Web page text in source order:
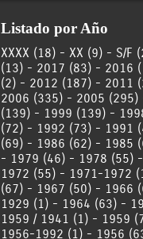
Listado por Año
XXXX (18)- XX (9)- S/F
(13)- 2017 (83)- 2016
(2)- 2012 (187)- 2011
2006 (335)- 2005 (295)
(139)- 1999 (139)-
(72)- 1992 (73)- 1991
(69)- 1986 (62)- 1985
- 1979 (46)- 1978 (55)
1972 (55)- 1971-1972
(67)- 1967 (50)- 1966
1929 (1)- 1964 (63)-
1959 / 1941 (1)- 1959
1956-1992 (1)- 1956